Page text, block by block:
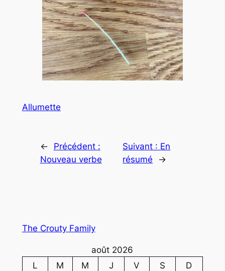
Allumette
←
Précédent :
Nouveau verbe
Suivant : En
résumé
→
The Crouty Family
août 2026
L
M M J V S
D